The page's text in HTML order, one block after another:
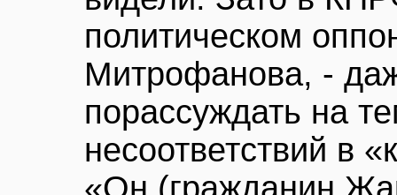
политическом
Митрофанова, -
порассуждать на
несоответствий в